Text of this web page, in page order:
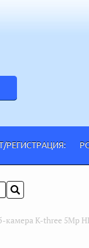
РЕГИСТРАЦИЯ:
камера K-three 5Mp